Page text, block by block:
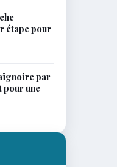
étape pour
par
pour une